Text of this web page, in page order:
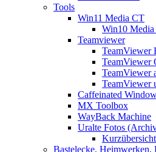
Tools
Win11 Media CT
Win10
Teamviewer
TeamViewer
TeamViewer
TeamViewer
TeamViewer
Caffeinated
MX Toolbox
WayBack Machine
Uralte Fotos
Kurzübersicht
Bastelecke,